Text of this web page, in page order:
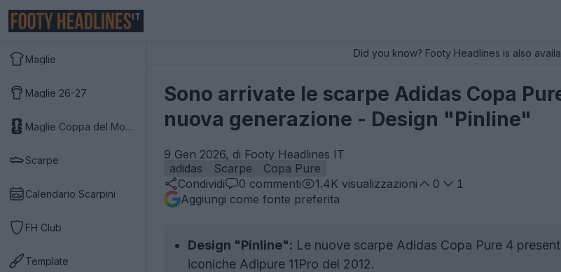
IT
Maglie
Maglie 26-27
Maglie Coppa del Mondo 2026
Scarpe
Calendario Scarpini
FH Club
Template
Did you know? Footy Headlines is also
Sono arrivate le scarpe Adidas Copa
nuova generazione - Design "Pinline"
9 Gen 2026, di Footy Headlines IT
adidas
Scarpe
Copa Pure
Condividi
0 commenti 1.4K visualizzazioni 0
1
Aggiungi come fonte preferita
Design "Pinline": Le nuove scarpe Adidas Copa Pure 4
iconiche Adipure 11Pro del 2012.